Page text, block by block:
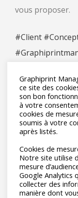
vous proposer.
#Client
Graphiprint
ce site des
son bon
à votre
cookies de
soumis à votre
après listés.
Cookies de
Notre site utilise
mesure
Google Analytics
collecter des
manière dont